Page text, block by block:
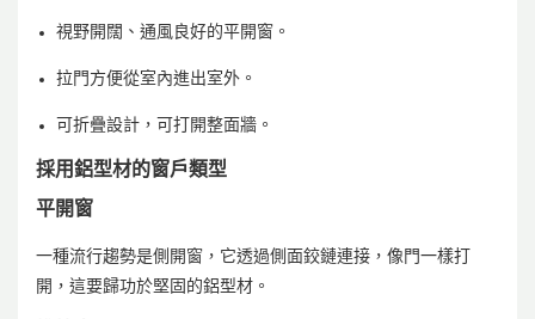
視野開闊、通風良好的平開窗。
拉門方便從室內進出室外。
可折疊設計，可打開整面牆。
採用鋁型材的窗戶類型
平開窗
一種流行趨勢是側開窗，它透過側面鉸鏈連接，像門一樣打
開，這要歸功於堅固的鋁型材。